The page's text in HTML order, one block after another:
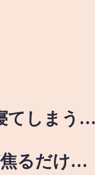
てしまう…
焦るだけ…